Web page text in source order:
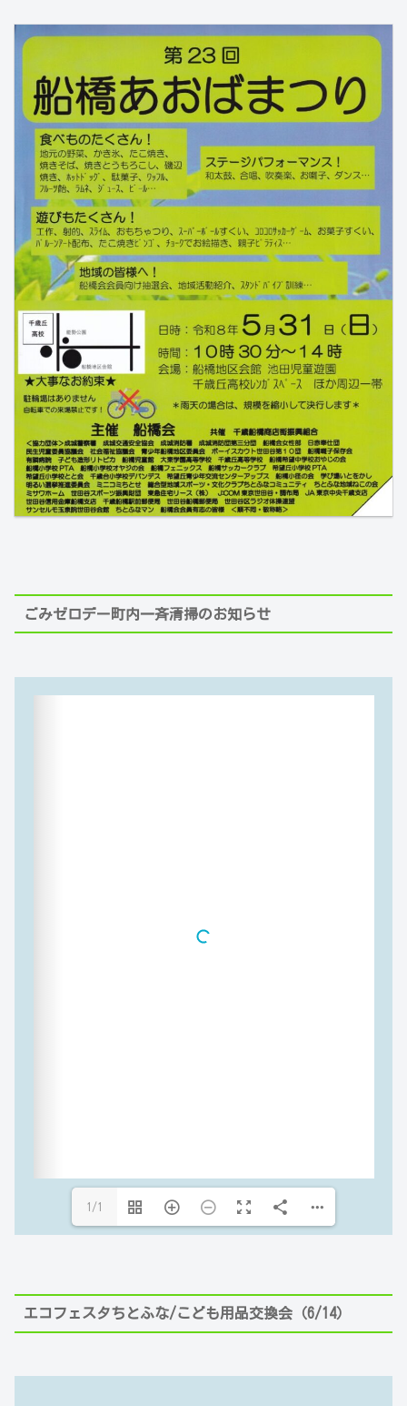
ごみゼロデー町内一斉清掃のお知らせ
1/1
エコフェスタちとふな/こども用品交換会（6/14）